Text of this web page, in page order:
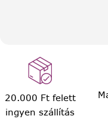
20.000 Ft felett
ingyen szállítás